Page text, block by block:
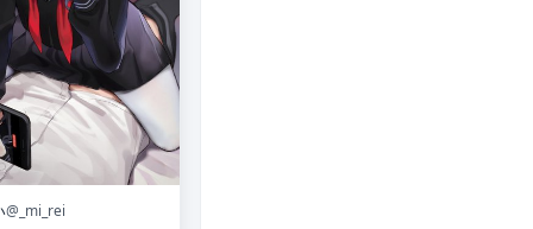
@_mi_rei